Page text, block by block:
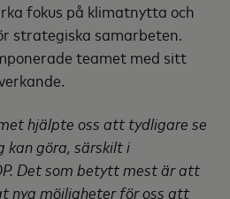
fokus på klimatnytta och
strategiska samarbeten.
teamet med sitt
hjälpte oss att tydligare se
kan göra, särskilt i
Det som betytt mest är att
nya möjligheter för oss att